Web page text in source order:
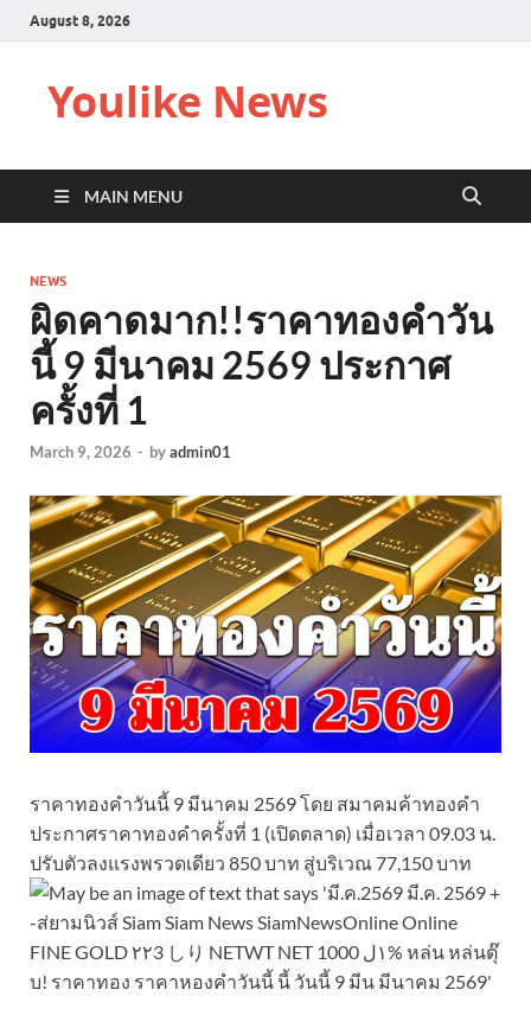
August 8, 2026
Youlike News
MAIN MENU
NEWS
ผิดคาดมาก!!ราคาทองคำวัน
นี้ 9 มีนาคม 2569 ประกาศ
ครั้งที่ 1
March 9, 2026 - byadmin01
ราคาทองคำวันนี้ 9 มีนาคม 2569 โดย สมาคมค้าทองคำ
ประกาศราคาทองคำครั้งที่ 1 (เปิดตลาด) เมื่อเวลา 09.03 น.
ปรับตัวลงแรงพรวดเดียว 850 บาท สู่บริเวณ 77,150 บาท